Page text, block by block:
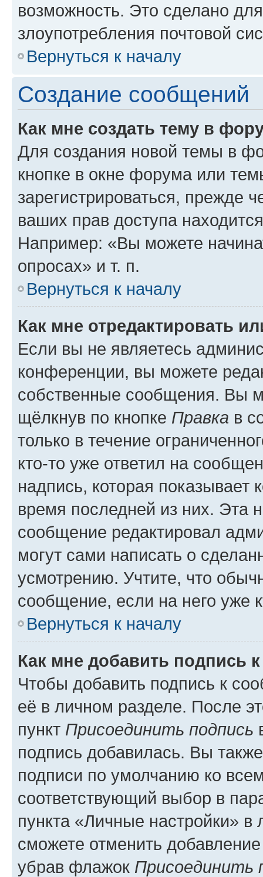
возможность. Это сделано
злоупотребления почтовой
Вернуться к началу
Создание сообщений
Как мне создать тему в
Для создания новой темы в
кнопке в окне форума или
зарегистрироваться, прежде
ваших прав доступа
Например: «Вы можете
опросах» и т. п.
Вернуться к началу
Как мне отредактировать
Если вы не являетесь
конференции, вы можете
собственные сообщения. Вы
щёлкнув по кнопке Правка в
только в течение
кто-то уже ответил на
надпись, которая показывает
время последней из них. Эта
сообщение редактировал
могут сами написать о
усмотрению. Учтите, что
сообщение, если на него уже
Вернуться к началу
Как мне добавить подпись
Чтобы добавить подпись к
её в личном разделе. После
пункт Присоединить подпись
подпись добавилась. Вы
подписи по умолчанию ко
соответствующий выбор в
пункта «Личные настройки»
сможете отменить
убрав флажок Присоединить